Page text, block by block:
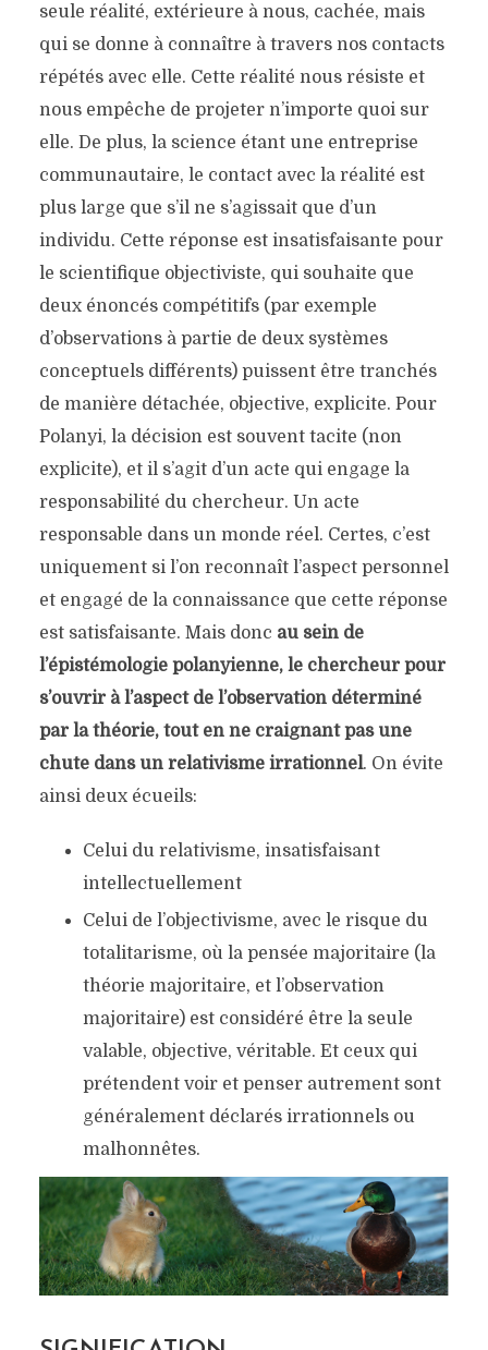
seule réalité, extérieure à nous, cachée, mais
qui se donne à connaître à travers nos contacts
répétés avec elle. Cette réalité nous résiste et
nous empêche de projeter n’importe quoi sur
elle. De plus, la science étant une entreprise
communautaire, le contact avec la réalité est
plus large que s’il ne s’agissait que d’un
individu. Cette réponse est insatisfaisante pour
le scientifique objectiviste, qui souhaite que
deux énoncés compétitifs (par exemple
d’observations à partie de deux systèmes
conceptuels différents) puissent être tranchés
de manière détachée, objective, explicite. Pour
Polanyi, la décision est souvent tacite (non
explicite), et il s’agit d’un acte qui engage la
responsabilité du chercheur. Un acte
responsable dans un monde réel. Certes, c’est
uniquement si l’on reconnaît l’aspect personnel
et engagé de la connaissance que cette réponse
est satisfaisante. Mais donc au sein de
l’épistémologie polanyienne, le chercheur pour
s’ouvrir à l’aspect de l’observation déterminé
par la théorie, tout en ne craignant pas une
chute dans un relativisme irrationnel. On évite
ainsi deux écueils:
Celui du relativisme, insatisfaisant
intellectuellement
Celui de l’objectivisme, avec le risque du
totalitarisme, où la pensée majoritaire (la
théorie majoritaire, et l’observation
majoritaire) est considéré être la seule
valable, objective, véritable. Et ceux qui
prétendent voir et penser autrement sont
généralement déclarés irrationnels ou
malhonnêtes.